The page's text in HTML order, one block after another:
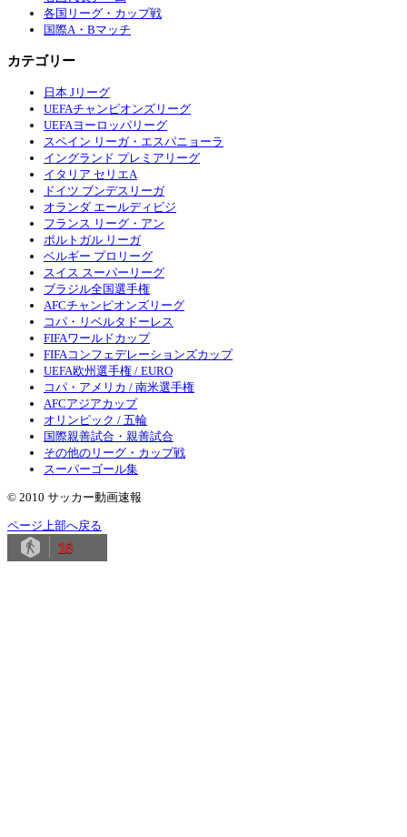
各国リーグ・カップ戦
国際A・Bマッチ
カテゴリー
日本 Jリーグ
UEFAチャンピオンズリーグ
UEFAヨーロッパリーグ
スペイン リーガ・エスパニョーラ
イングランド プレミアリーグ
イタリア セリエA
ドイツ ブンデスリーガ
オランダ エールディビジ
フランス リーグ・アン
ポルトガル リーガ
ベルギー プロリーグ
スイス スーパーリーグ
ブラジル全国選手権
AFCチャンピオンズリーグ
コパ・リベルタドーレス
FIFAワールドカップ
FIFAコンフェデレーションズカップ
UEFA欧州選手権 / EURO
コパ・アメリカ / 南米選手権
AFCアジアカップ
オリンピック / 五輪
国際親善試合・親善試合
その他のリーグ・カップ戦
スーパーゴール集
© 2010 サッカー動画速報
ページ上部へ戻る
16